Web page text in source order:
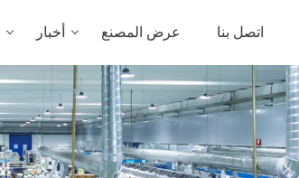
أخبار عرض المصنع اتصل بنا